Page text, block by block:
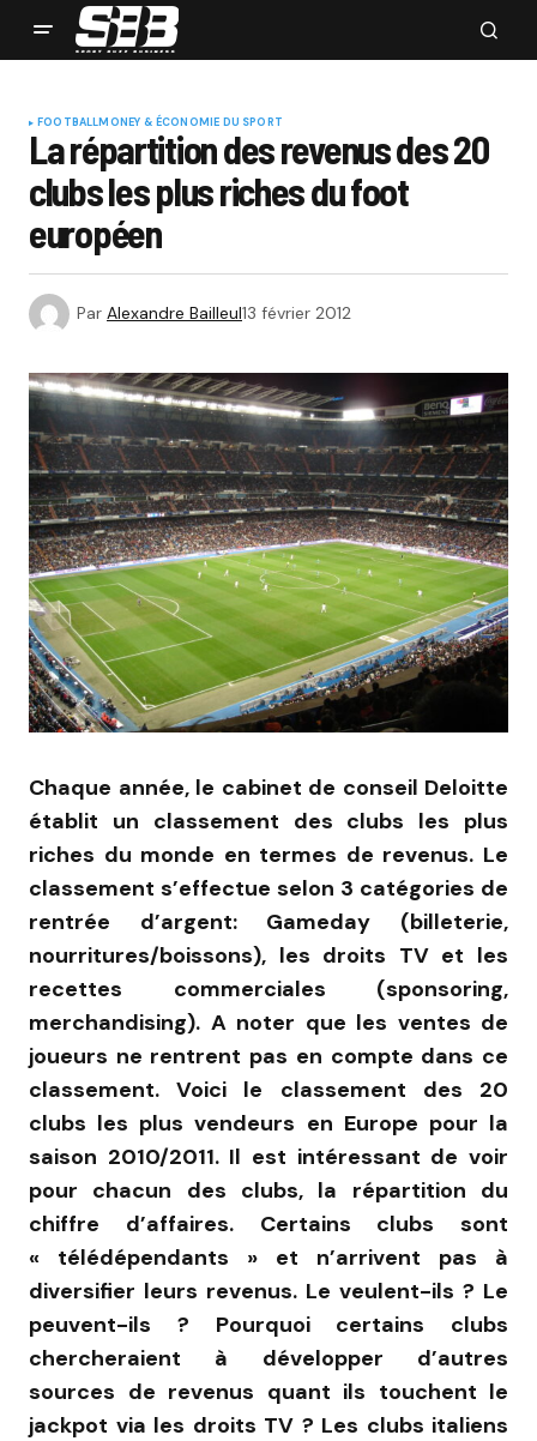
FOOTBALLMONEY & ÉCONOMIE DU SPORT
La répartition des revenus des 20
clubs les plus riches du foot
européen
Par Alexandre Bailleul13 février 2012
Chaque année, le cabinet de conseil Deloitte
établit un classement des clubs les plus
riches du monde en termes de revenus. Le
classement s’effectue selon 3 catégories de
rentrée d’argent: Gameday (billeterie,
nourritures/boissons), les droits TV et les
recettes commerciales (sponsoring,
merchandising). A noter que les ventes de
joueurs ne rentrent pas en compte dans ce
classement. Voici le classement des 20
clubs les plus vendeurs en Europe pour la
saison 2010/2011. Il est intéressant de voir
pour chacun des clubs, la répartition du
chiffre d’affaires. Certains clubs sont
« télédépendants » et n’arrivent pas à
diversifier leurs revenus. Le veulent-ils ? Le
peuvent-ils ? Pourquoi certains clubs
chercheraient à développer d’autres
sources de revenus quant ils touchent le
jackpot via les droits TV ? Les clubs italiens